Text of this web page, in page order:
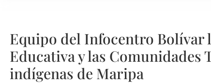
Equipo del Infocentro Bolívar
Educativa y las Comunidades
indígenas de Maripa